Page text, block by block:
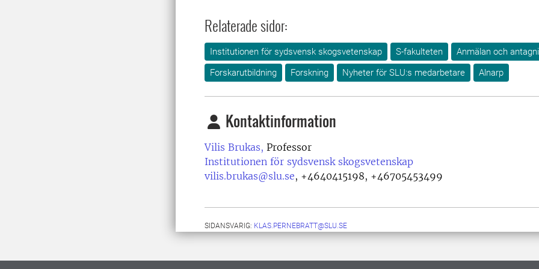
Relaterade sidor:
Institutionen för sydsvensk skogsvetenskap S-fakulteten
Anmälan och
Forskarutbildning
Forskning Nyheter för SLU:s medarbetare Alnarp
Kontaktinformation
Vilis Brukas, Professor
Institutionen för sydsvensk skogsvetenskap
vilis.brukas@slu.se, +4640415198, +46705453499
SIDANSVARIG: KLAS.PERNEBRATT@SLU.SE